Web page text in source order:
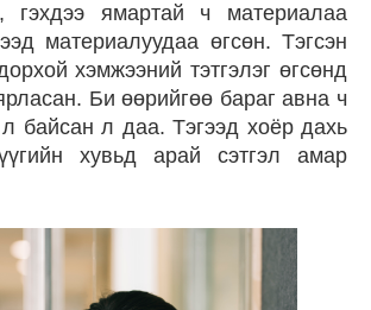
гэхдээ ямартай ч материалаа
материалуудаа өгсөн. Тэгсэн
хэмжээний тэтгэлэг өгсөнд
Би өөрийгөө бараг авна ч
байсан л даа. Тэгээд хоёр дахь
хувьд арай сэтгэл амар